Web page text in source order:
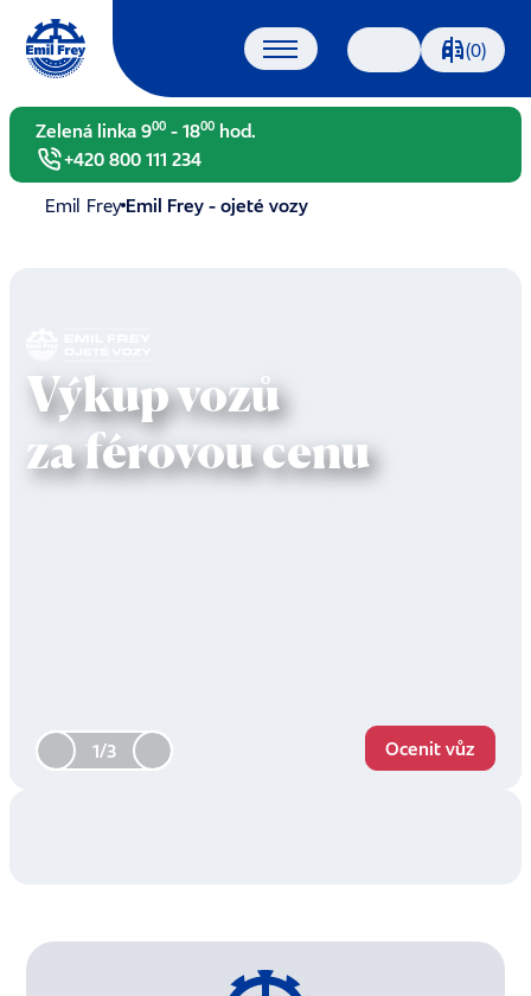
Vyhledávání (0)
Zelená linka 900- 1800hod.
+420 800 111 234
Emil Frey Emil Frey - ojeté vozy
Výkup vozů
za férovou cenu
Ocenit vůz
1/3
Filtr vozy